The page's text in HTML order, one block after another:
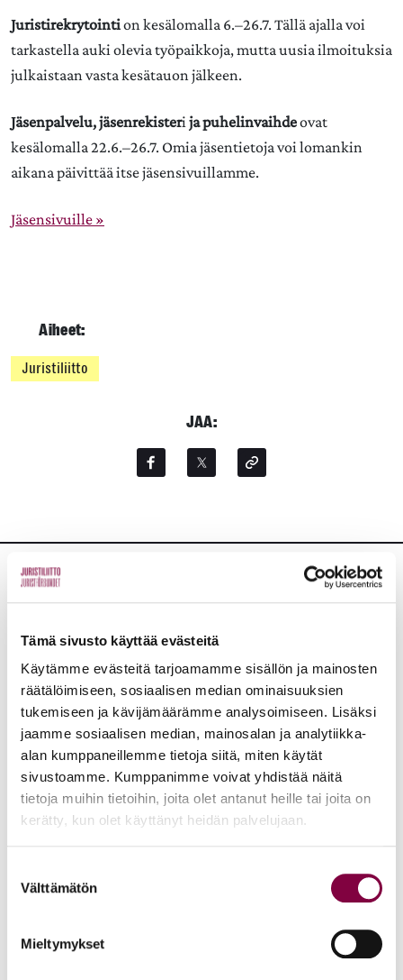
Tämä sivusto käyttää evästeitä
Käytämme evästeitä tarjoamamme sisällön ja mainosten
räätälöimiseen, sosiaalisen median ominaisuuksien
tukemiseen ja kävijämäärämme analysoimiseen. Lisäksi
jaamme sosiaalisen median, mainosalan ja analytiikka-
alan kumppaneillemme tietoja siitä, miten käytät
sivustoamme. Kumppanimme voivat yhdistää näitä
tietoja muihin tietoihin, joita olet antanut heille tai joita on
kerätty, kun olet käyttänyt heidän palvelujaan.
valinta
Välttämätön
Mieltymykset
Juristirekrytointion kesälomalla 6.–26.7. Tällä ajalla voi
tarkastella auki olevia työpaikkoja, mutta uusia ilmoituksia
julkaistaan vasta kesätauon jälkeen.
Jäsenpalvelu, jäsenrekisterija puhelinvaihdeovat
kesälomalla 22.6.–26.7. Omia jäsentietoja voi lomankin
aikana päivittää itse jäsensivuillamme.
Jäsensivuille »
Aiheet:
Juristiliitto
JAA:
Lisää uutisia
KAIKKI UUTISET
Uutiset 4.8.2026
YTN: Tietoa AMK-alan lakosta
Työmarkkinat